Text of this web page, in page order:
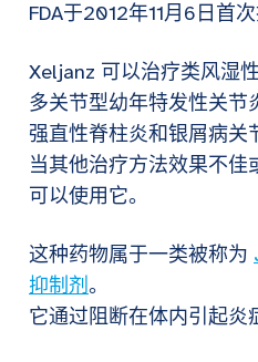
FDA于2012年11月6日首
Xeljanz 可以治疗类风湿性
多关节型幼年特发性关节
强直性脊柱炎和银屑病关
当其他治疗方法效果不佳
可以使用它。
这种药物属于一类被称为
抑制剂。
它通过阻断在体内引起炎